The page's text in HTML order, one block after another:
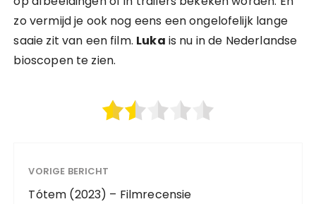
zo vermijd je ook nog eens een ongelofelijk lange
saaie zit van een film. Luka is nu in de Nederlandse
bioscopen te zien.
VORIGE BERICHT
Tótem (2023) – Filmrecensie